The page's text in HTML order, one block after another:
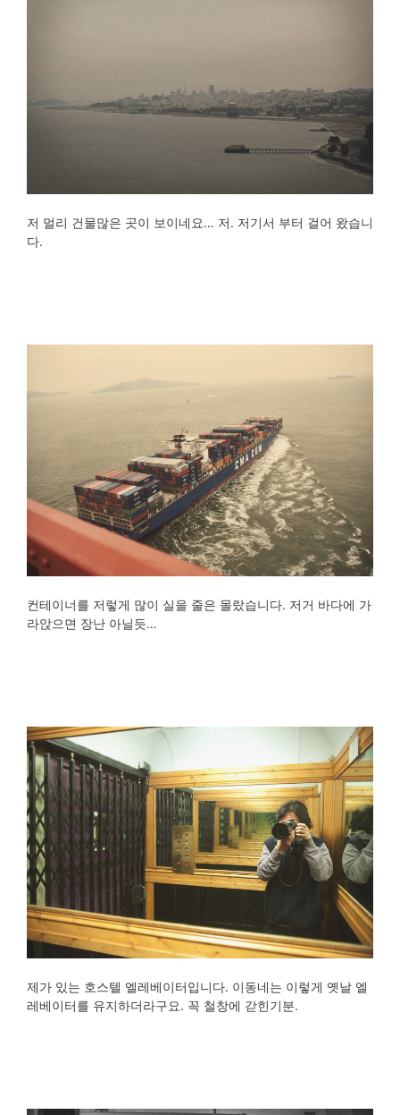
저 멀리 건물많은 곳이 보이네요… 저. 저기서 부터 걸어 왔습니
다.
컨테이너를 저렇게 많이 실을 줄은 몰랐습니다. 저거 바다에 가
라앉으면 장난 아닐듯…
제가 있는 호스텔 엘레베이터입니다. 이동네는 이렇게 옛날 엘
레베이터를 유지하더라구요. 꼭 철창에 갇힌기분.